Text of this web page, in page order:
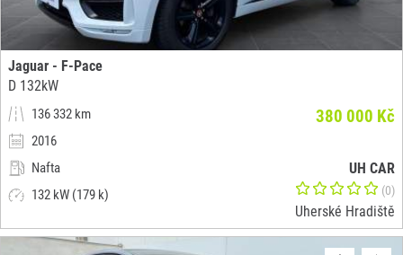
Jaguar - F-Pace
D 132kW
136 332 km
2016
Nafta
132 kW (179 k)
380 000 Kč
UH CAR
(0)
Uherské Hradiště